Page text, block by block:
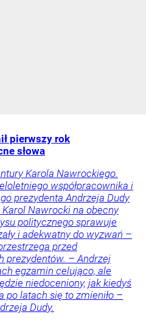
pierwszy rok
słowa
Karola Nawrockiego.
współpracownika i
prezydenta Andrzeja Dudy
Nawrocki na obecny
politycznego sprawuje
i adekwatny do wyzwań –
przed
prezydentów. – Andrzej
egzamin celująco, ale
niedoceniony, jak kiedyś
po latach się to zmieniło –
Dudy.